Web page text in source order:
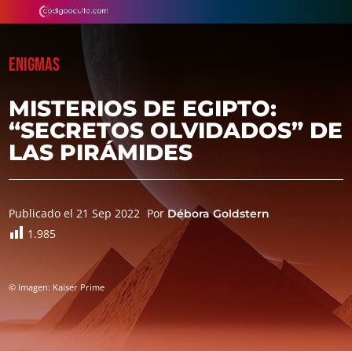
ENIGMAS
MISTERIOS DE EGIPTO:
“SECRETOS OLVIDADOS” DE
LAS PIRÁMIDES
Publicado el 21 Sep 2022 PorDébora Goldstern
1.985
© Imagen: Kaiser Prime